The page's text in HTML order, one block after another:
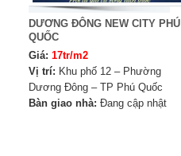
DƯƠNG ĐÔNG NEW CITY PHÚ
QUỐC
Giá: 17tr/m2
Vị trí: Khu phố 12 – Phường
Dương Đông – TP Phú Quốc
Bàn giao nhà: Đang cập nhật